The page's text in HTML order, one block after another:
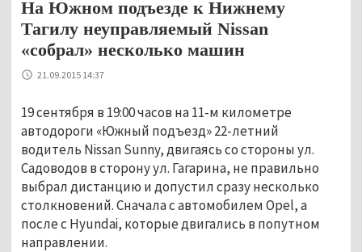
На Южном подъезде к Нижнему
Тагилу неуправляемый Nissan
«собрал» несколько машин
21.09.2015 14:37
19 сентября в 19:00 часов на 11-м километре
автодороги «Южный подъезд» 22-летний
водитель Nissan Sunny, двигаясь со стороны ул.
Садоводов в сторону ул. Гагарина, не правильно
выбрал дистанцию и допустил сразу несколько
столкновений. Сначала с автомобилем Opel, а
после с Hyundai, которые двигались в попутном
направлении.